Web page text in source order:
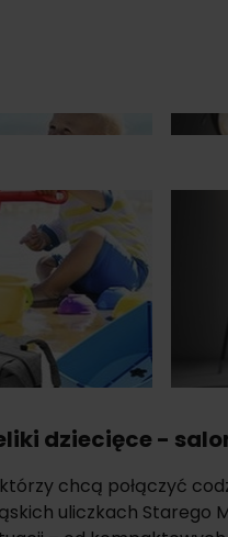
dziecięce -
chcą połączyć
uliczkach